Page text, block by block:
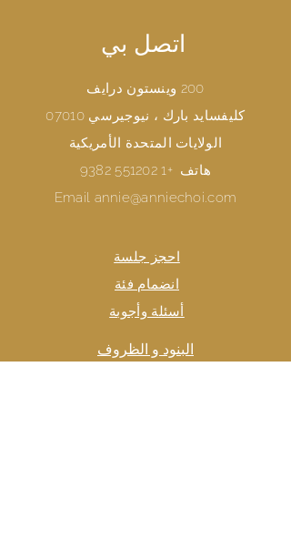
200 وينستون درايف
كليفسايد بارك ، نيوجيرسي 07010
الولايات المتحدة الأمريكية
هاتف +1 551202 9382
Email annie@anniechoi.com
احجز جلسة
انضمام فئة
أسئلة وأجوبة
البنود و الظروف